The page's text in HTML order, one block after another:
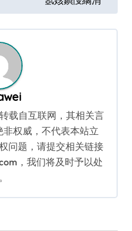
载自互联网，其相关言
权威，不代表本站立
问题，请提交相关链接
，我们将及时予以处